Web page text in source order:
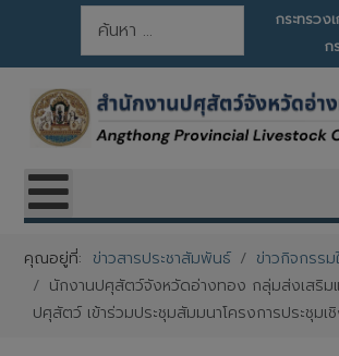
การค้นหา
กระทรวง
ก
คุณอยู่ที่: ข่าวสารประชาสัมพันธ์
ข่าวกิจกรร
นักงานปศุสัตว์จังหวัดอ่างทอง กลุ่มส่งเสริม
ปศุสัตว์ เข้าร่วมประชุมสัมมนาโครงการประชุมเ